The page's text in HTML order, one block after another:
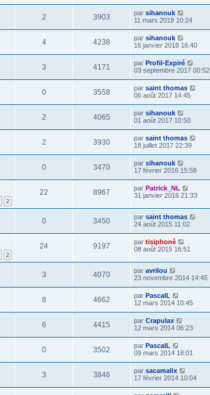
2 3903 par sihanouk
11 mars 2018 10:24
4 4238 par sihanouk
16 janvier 2018 16:40
3 4171 par Profil-Expiré
03 septembre 2017 00:52
0 3558 par saint thomas
06 août 2017 14:45
2 4065 par sihanouk
01 août 2017 10:50
2 3930 par saint thomas
18 juillet 2017 22:39
0 3470 par sihanouk
17 février 2016 15:58
2
22 8967 par Patrick_NL
31 janvier 2016 21:33
0 3450 par saint thomas
24 août 2015 11:02
2
24 9197 par tisiphoné
08 août 2015 16:51
3 4070 par avrilou
23 novembre 2014 14:45
8 4662 par PascalL
12 mars 2014 10:45
6 4415 par Crapulax
12 mars 2014 06:23
0 3502 par PascalL
09 mars 2014 18:01
3 3846 par sacamalix
17 février 2014 10:04